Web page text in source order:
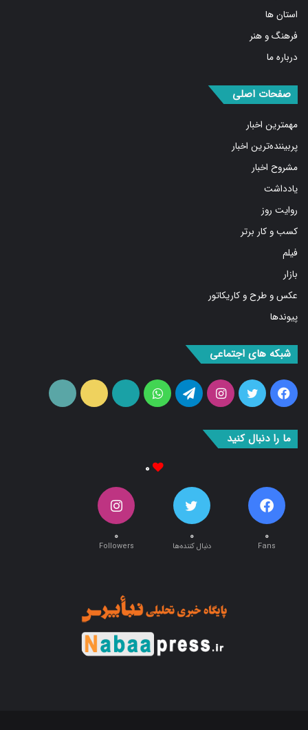
فرهنگ و هنر
درباره ما
مهمترین اخبار
پربیننده‌ترین اخبار
مشروح اخبار
یادداشت
روایت روز
کسب و کار برتر
فیلم
بازار
عکس و طرح و کاریکاتور
پیوندها
فیس
بوک
توییتراینستاگرامتلگرامواتس
آپ
آپارات ایتا
۰ ۰ ۰